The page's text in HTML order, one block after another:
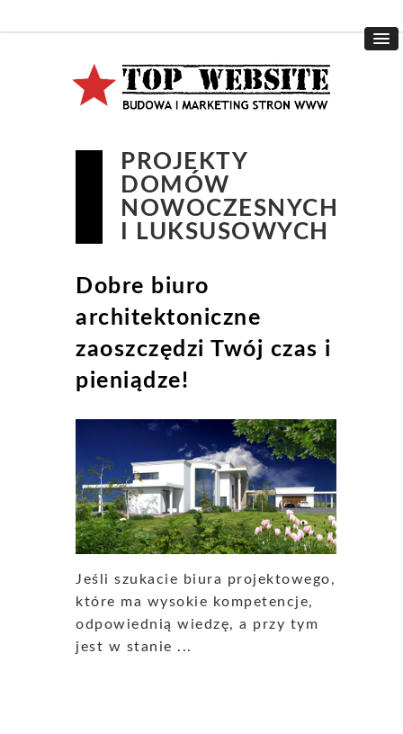
PROJEKTY
DOMÓW
NOWOCZESNYCH
I LUKSUSOWYCH
Dobre biuro
architektoniczne
zaoszczędzi Twój czas i
pieniądze!
Jeśli szukacie biura projektowego,
które ma wysokie kompetencje,
odpowiednią wiedzę, a przy tym
jest w stanie ...